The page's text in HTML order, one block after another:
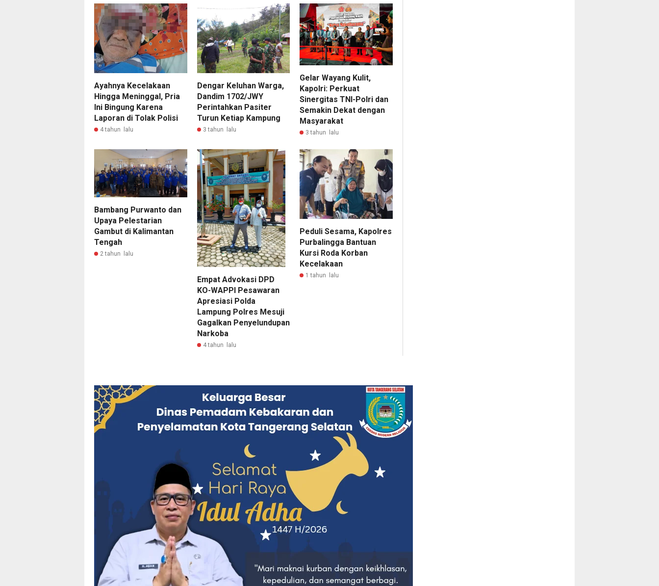
Ayahnya Kecelakaan
Hingga Meninggal, Pria
Ini Bingung Karena
Laporan di Tolak Polisi
4 tahun lalu
Dengar Keluhan Warga,
Dandim 1702/JWY
Perintahkan Pasiter
Turun Ketiap Kampung
3 tahun lalu
Gelar Wayang Kulit,
Kapolri: Perkuat
Sinergitas TNI-Polri dan
Semakin Dekat dengan
Masyarakat
3 tahun lalu
Bambang Purwanto dan
Upaya Pelestarian
Gambut di Kalimantan
Tengah
2 tahun lalu
Empat Advokasi DPD
KO-WAPPI Pesawaran
Apresiasi Polda
Lampung Polres Mesuji
Gagalkan Penyelundupan
Narkoba
4 tahun lalu
Peduli Sesama, Kapolres
Purbalingga Bantuan
Kursi Roda Korban
Kecelakaan
1 tahun lalu